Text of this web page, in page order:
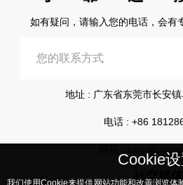
Cookie
我们使用Cookie来提供网站功能和改善浏览体
如有疑问，请输入您的电话，会有
地址 : 广东省东莞市长安
电话 : +86
社交媒体